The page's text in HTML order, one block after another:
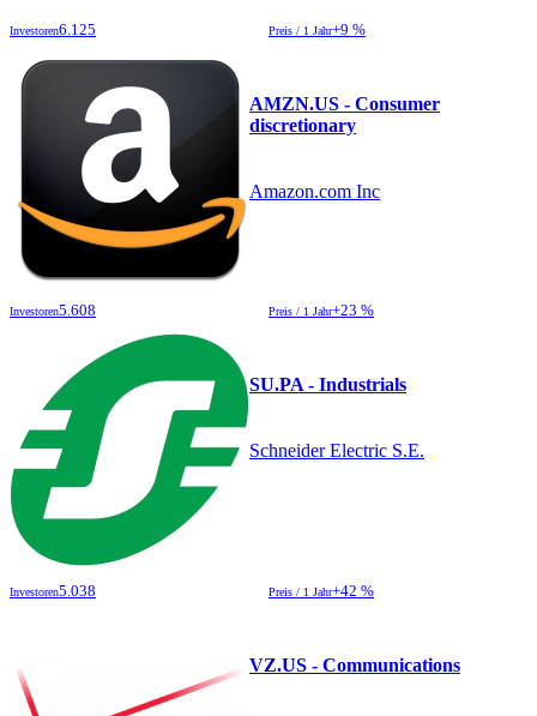
Investoren6.125 Preis / 1 Jahr+9 %
AMZN.US - Consumer
discretionary
Amazon.com Inc
Investoren5.608 Preis / 1 Jahr+23 %
SU.PA - Industrials
Schneider Electric S.E.
Investoren5.038 Preis / 1 Jahr+42 %
VZ.US - Communications